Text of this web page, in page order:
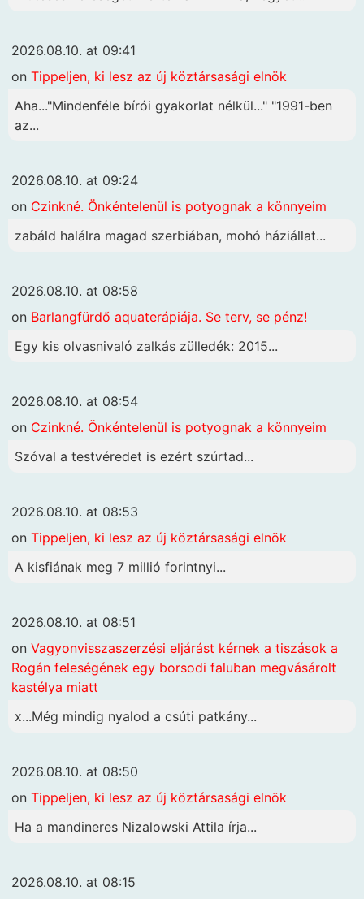
2026.08.10. at 09:41
on Tippeljen, ki lesz az új köztársasági elnök
Aha..."Mindenféle bírói gyakorlat nélkül..." "1991-ben
az...
2026.08.10. at 09:24
on Czinkné. Önkéntelenül is potyognak a könnyeim
zabáld halálra magad szerbiában, mohó háziállat...
2026.08.10. at 08:58
on Barlangfürdő aquaterápiája. Se terv, se pénz!
Egy kis olvasnivaló zalkás zülledék: 2015...
2026.08.10. at 08:54
on Czinkné. Önkéntelenül is potyognak a könnyeim
Szóval a testvéredet is ezért szúrtad...
2026.08.10. at 08:53
on Tippeljen, ki lesz az új köztársasági elnök
A kisfiának meg 7 millió forintnyi...
2026.08.10. at 08:51
on Vagyonvisszaszerzési eljárást kérnek a tiszások a
Rogán feleségének egy borsodi faluban megvásárolt
kastélya miatt
x...Még mindig nyalod a csúti patkány...
2026.08.10. at 08:50
on Tippeljen, ki lesz az új köztársasági elnök
Ha a mandineres Nizalowski Attila írja...
2026.08.10. at 08:15